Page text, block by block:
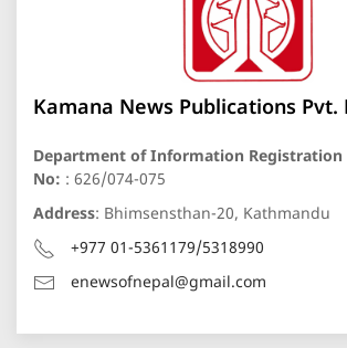
Kamana News Publications Pvt.
Department of Information Registration
No: : 626/074-075
Address: Bhimsensthan-20, Kathmandu
+977 01-5361179/5318990
enewsofnepal@gmail.com